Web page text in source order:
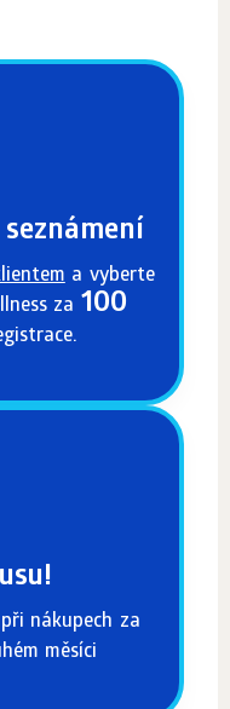
a vyberte
za 100
nákupech za
měsíci